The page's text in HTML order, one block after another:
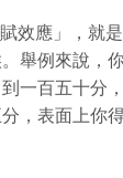
效應」，就是
舉例來說，
一百五十分，
，表面上你